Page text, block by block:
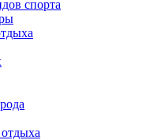
спорта